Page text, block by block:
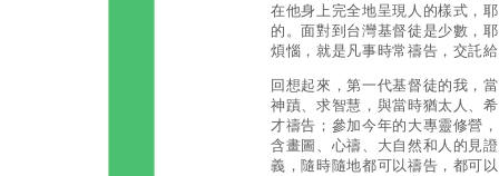
在他身上完全地呈現人的樣式，
的。面對到台灣基督徒是少數，
煩惱，就是凡事時常禱告，交託
回想起來，第一代基督徒的我，
神蹟、求智慧，與當時猶太人、
才禱告；參加今年的大專靈修營
含畫圖、心禱、大自然和人的見
義，隨時隨地都可以禱告，都可